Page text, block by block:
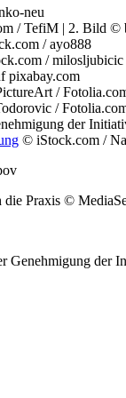
neu
/ TefiM | 2. Bild ©
/ ayo888
/
pixabay.com
/
/
der
© iStock.com /
Praxis ©
Genehmigung der